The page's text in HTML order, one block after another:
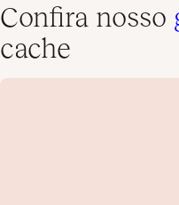
Confira nosso
cache